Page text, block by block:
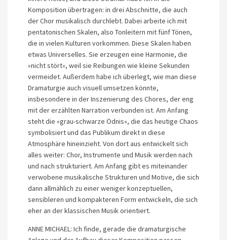
Komposition übertragen: in drei Abschnitte, die auch
der Chor musikalisch durchlebt. Dabei arbeite ich mit
pentatonischen Skalen, also Tonleitern mit fünf Tönen,
die in vielen Kulturen vorkommen. Diese Skalen haben
etwas Universelles. Sie erzeugen eine Harmonie, die
»nicht stört«, weil sie Reibungen wie kleine Sekunden
vermeidet. Außerdem habe ich überlegt, wie man diese
Dramaturgie auch visuell umsetzen könnte,
insbesondere in der Inszenierung des Chores, der eng
mit der erzählten Narration verbunden ist. Am Anfang
steht die »grau-schwarze Ödnis«, die das heutige Chaos
symbolisiert und das Publikum direkt in diese
Atmosphäre hineinzieht. Von dort aus entwickelt sich
alles weiter: Chor, Instrumente und Musik werden nach
und nach strukturiert. Am Anfang gibt es miteinander
verwobene musikalische Strukturen und Motive, die sich
dann allmählich zu einer weniger konzeptuellen,
sensibleren und kompakteren Form entwickeln, die sich
eher an der klassischen Musik orientiert.
ANNE MICHAEL: Ich finde, gerade die dramaturgische